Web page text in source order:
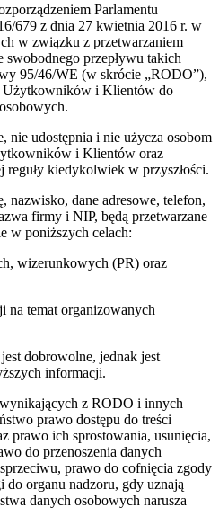
Parlamentu
679 z dnia 27 kwietnia 2016 r. w
w związku z przetwarzaniem
przepływu takich
95/46/WE (w skrócie „RODO”),
Użytkowników i Klientów do
nie udostępnia i nie użycza osobom
i Klientów oraz
reguły kiedykolwiek w przyszłości.
nazwisko, dane adresowe, telefon,
firmy i NIP, będą przetwarzane
w poniższych celach:
wizerunkowych (PR) oraz
na temat organizowanych
dobrowolne, jednak jest
informacji.
z RODO i innych
prawo dostępu do treści
prawo ich sprostowania, usunięcia,
do przenoszenia danych
prawo do cofnięcia zgody
do organu nadzoru, gdy uznają
danych osobowych narusza